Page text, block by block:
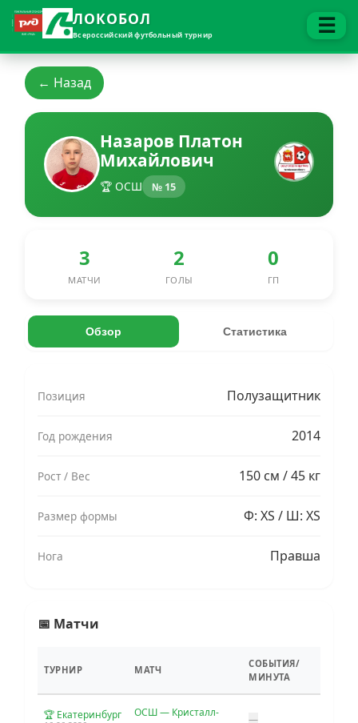
ЛОКОБОЛ
Всероссийский футбольный турнир ☰
← Назад
Назаров Платон
Михайлович
🏆 ОСШ № 15
3
МАТЧИ
2
ГОЛЫ
0
ГП
Обзор Статистика
Позиция Полузащитник
Год рождения 2014
Рост / Вес 150 см / 45 кг
Размер формы Ф: XS / Ш: XS
Нога Правша
📅 Матчи
ТУРНИР МАТЧ
СОБЫТИЯ/
МИНУТА
🏆 Екатеринбург
ОСШ — Кристалл-
—